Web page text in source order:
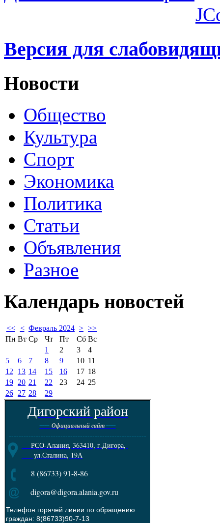
Версия для
Новости
Общество
Культура
Спорт
Экономика
Политика
Статьи
Объявления
Разное
Календарь новостей
<< < Февраль 2024 > >>
Пн Вт Ср Чт Пт Сб Вс
1
2 3
4
5
6 7 8 9 10 11
12
13 14 15 16 17 18
19 20 21 22 23 24 25
26 27 28 29
Дигорский район
---- Официальный сайт----
--------------------------------------------------------
РСО-Алания, 363410, г.Дигора,
ул.Сталина, 19А
8 (86733) 91-8-86
digora@digora.alania.gov.ru
Телефон горячей линии по обращению
граждан: 8(86733)90-7-13